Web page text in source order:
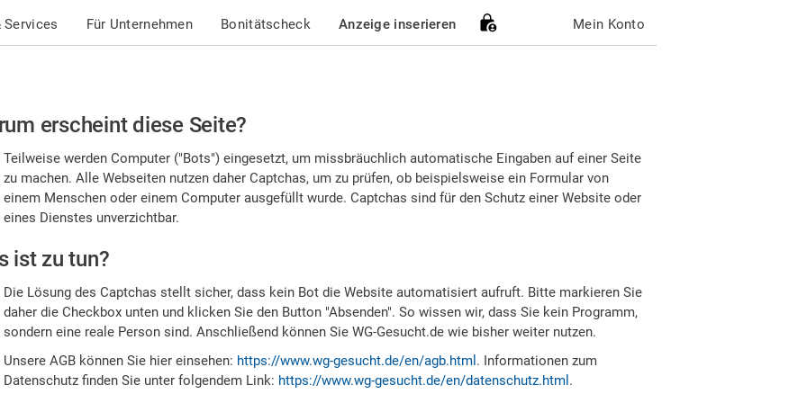
Services Für Unternehmen Bonitätscheck Anzeige inserieren Mein Konto
erscheint diese Seite?
Teilweise werden Computer ("Bots") eingesetzt, um missbräuchlich automatische Eingaben auf einer Seite
zu machen. Alle Webseiten nutzen daher Captchas, um zu prüfen, ob beispielsweise ein Formular von
einem Menschen oder einem Computer ausgefüllt wurde. Captchas sind für den Schutz einer Website oder
eines Dienstes unverzichtbar.
ist zu tun?
Die Lösung des Captchas stellt sicher, dass kein Bot die Website automatisiert aufruft. Bitte markieren Sie
daher die Checkbox unten und klicken Sie den Button "Absenden". So wissen wir, dass Sie kein Programm,
sondern eine reale Person sind. Anschließend können Sie WG-Gesucht.de wie bisher weiter nutzen.
Unsere AGB können Sie hier einsehen: https://www.wg-gesucht.de/en/agb.html . Informationen zum
Datenschutz finden Sie unter folgendem Link: https://www.wg-gesucht.de/en/datenschutz.html .